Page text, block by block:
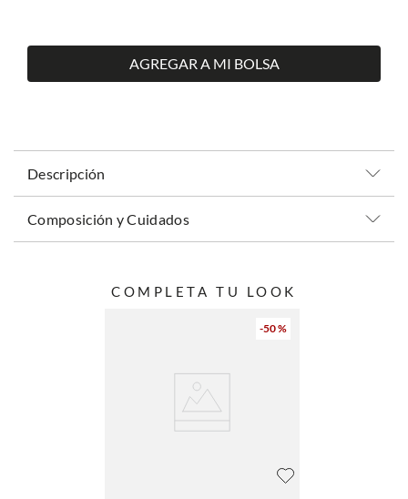
AGREGAR A MI BOLSA
Descripción
Composición y Cuidados
COMPLETA TU LOOK
-50 %